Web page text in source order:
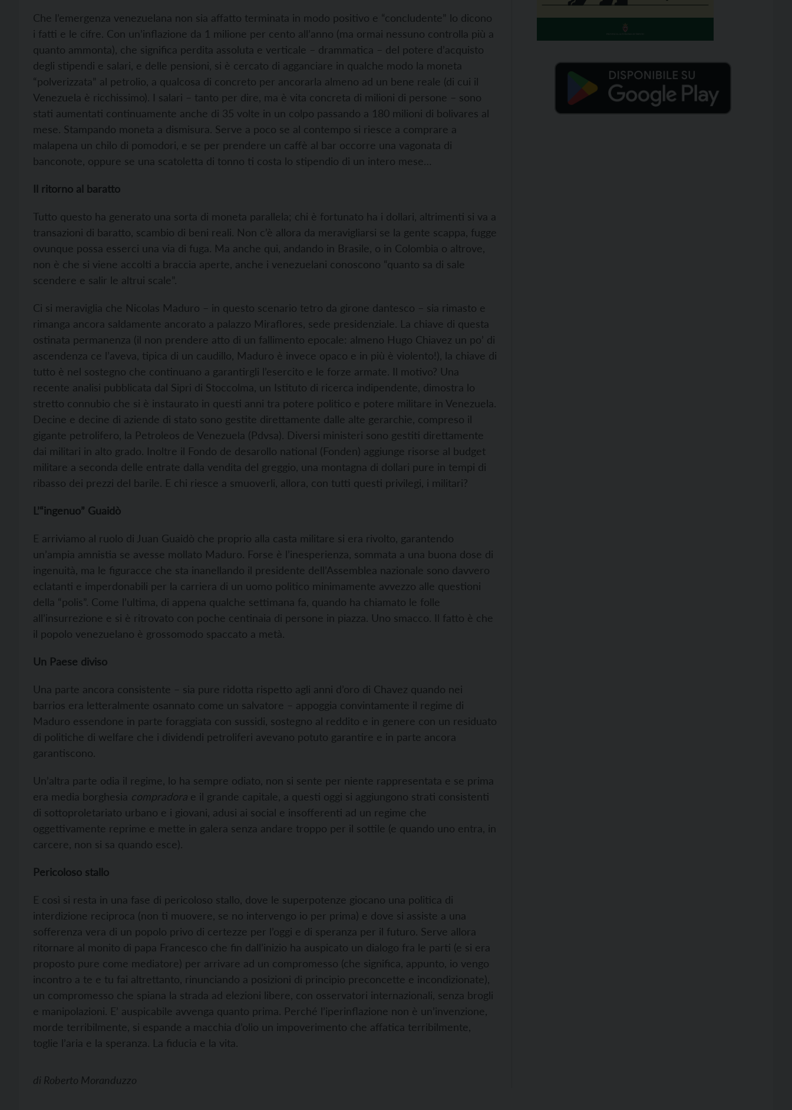
Che l’emergenza venezuelana non sia affatto terminata in modo positivo e “concludente” lo dicono
i fatti e le cifre. Con un’inflazione da 1 milione per cento all’anno (ma ormai nessuno controlla più a
quanto ammonta), che significa perdita assoluta e verticale – drammatica – del potere d’acquisto
degli stipendi e salari, e delle pensioni, si è cercato di agganciare in qualche modo la moneta
“polverizzata” al petrolio, a qualcosa di concreto per ancorarla almeno ad un bene reale (di cui il
Venezuela è ricchissimo). I salari – tanto per dire, ma è vita concreta di milioni di persone – sono
stati aumentati continuamente anche di 35 volte in un colpo passando a 180 milioni di bolivares al
mese. Stampando moneta a dismisura. Serve a poco se al contempo si riesce a comprare a
malapena un chilo di pomodori, e se per prendere un caffè al bar occorre una vagonata di
banconote, oppure se una scatoletta di tonno ti costa lo stipendio di un intero mese…
Il ritorno al baratto
Tutto questo ha generato una sorta di moneta parallela; chi è fortunato ha i dollari, altrimenti si va a
transazioni di baratto, scambio di beni reali. Non c’è allora da meravigliarsi se la gente scappa, fugge
ovunque possa esserci una via di fuga. Ma anche qui, andando in Brasile, o in Colombia o altrove,
non è che si viene accolti a braccia aperte, anche i venezuelani conoscono “quanto sa di sale
scendere e salir le altrui scale”.
Ci si meraviglia che Nicolas Maduro – in questo scenario tetro da girone dantesco – sia rimasto e
rimanga ancora saldamente ancorato a palazzo Miraflores, sede presidenziale. La chiave di questa
ostinata permanenza (il non prendere atto di un fallimento epocale: almeno Hugo Chiavez un po’ di
ascendenza ce l’aveva, tipica di un caudillo, Maduro è invece opaco e in più è violento!), la chiave di
tutto è nel sostegno che continuano a garantirgli l’esercito e le forze armate. Il motivo? Una
recente analisi pubblicata dal Sipri di Stoccolma, un Istituto di ricerca indipendente, dimostra lo
stretto connubio che si è instaurato in questi anni tra potere politico e potere militare in Venezuela.
Decine e decine di aziende di stato sono gestite direttamente dalle alte gerarchie, compreso il
gigante petrolifero, la Petroleos de Venezuela (Pdvsa). Diversi ministeri sono gestiti direttamente
dai militari in alto grado. Inoltre il Fondo de desarollo national (Fonden) aggiunge risorse al budget
militare a seconda delle entrate dalla vendita del greggio, una montagna di dollari pure in tempi di
ribasso dei prezzi del barile. E chi riesce a smuoverli, allora, con tutti questi privilegi, i militari?
L’“ingenuo” Guaidò
E arriviamo al ruolo di Juan Guaidò che proprio alla casta militare si era rivolto, garantendo
un’ampia amnistia se avesse mollato Maduro. Forse è l’inesperienza, sommata a una buona dose di
ingenuità, ma le figuracce che sta inanellando il presidente dell’Assemblea nazionale sono davvero
eclatanti e imperdonabili per la carriera di un uomo politico minimamente avvezzo alle questioni
della “polis”. Come l’ultima, di appena qualche settimana fa, quando ha chiamato le folle
all’insurrezione e si è ritrovato con poche centinaia di persone in piazza. Uno smacco. Il fatto è che
il popolo venezuelano è grossomodo spaccato a metà.
Un Paese diviso
Una parte ancora consistente – sia pure ridotta rispetto agli anni d’oro di Chavez quando nei
barrios era letteralmente osannato come un salvatore – appoggia convintamente il regime di
Maduro essendone in parte foraggiata con sussidi, sostegno al reddito e in genere con un residuato
di politiche di welfare che i dividendi petroliferi avevano potuto garantire e in parte ancora
garantiscono.
Un’altra parte odia il regime, lo ha sempre odiato, non si sente per niente rappresentata e se prima
era media borghesia compradora e il grande capitale, a questi oggi si aggiungono strati consistenti
di sottoproletariato urbano e i giovani, adusi ai social e insofferenti ad un regime che
oggettivamente reprime e mette in galera senza andare troppo per il sottile (e quando uno entra, in
carcere, non si sa quando esce).
Pericoloso stallo
E così si resta in una fase di pericoloso stallo, dove le superpotenze giocano una politica di
interdizione reciproca (non ti muovere, se no intervengo io per prima) e dove si assiste a una
sofferenza vera di un popolo privo di certezze per l’oggi e di speranza per il futuro. Serve allora
ritornare al monito di papa Francesco che fin dall’inizio ha auspicato un dialogo fra le parti (e si era
proposto pure come mediatore) per arrivare ad un compromesso (che significa, appunto, io vengo
incontro a te e tu fai altrettanto, rinunciando a posizioni di principio preconcette e incondizionate),
un compromesso che spiana la strada ad elezioni libere, con osservatori internazionali, senza brogli
e manipolazioni. E’ auspicabile avvenga quanto prima. Perché l’iperinflazione non è un’invenzione,
morde terribilmente, si espande a macchia d’olio un impoverimento che affatica terribilmente,
toglie l’aria e la speranza. La fiducia e la vita.
di Roberto Moranduzzo